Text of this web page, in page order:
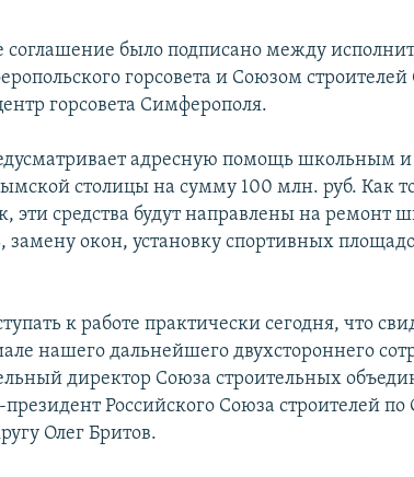
соглашение было подписано между
горсовета и Союзом строителей
горсовета Симферополя.
адресную помощь школьным
столицы на сумму 100 млн. руб. Как
эти средства будут направлены на ремонт
замену окон, установку спортивных
к работе практически сегодня, что
нашего дальнейшего двухстороннего
директор Союза строительных
Российского Союза строителей
Олег Бритов.